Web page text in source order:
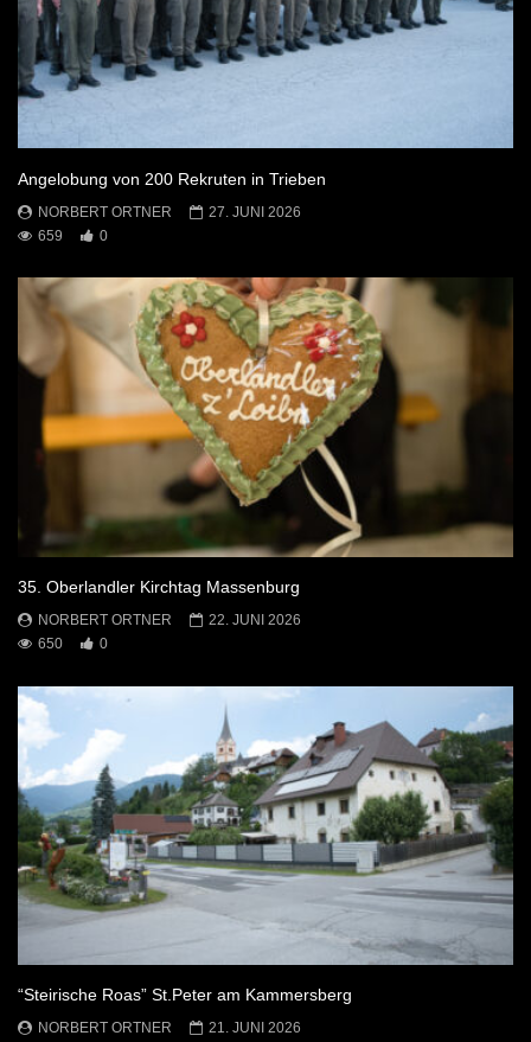
Angelobung von 200 Rekruten in Trieben
NORBERT ORTNER
27. JUNI 2026
659
0
35. Oberlandler Kirchtag Massenburg
NORBERT ORTNER
22. JUNI 2026
650
0
“Steirische Roas” St.Peter am Kammersberg
NORBERT ORTNER
21. JUNI 2026